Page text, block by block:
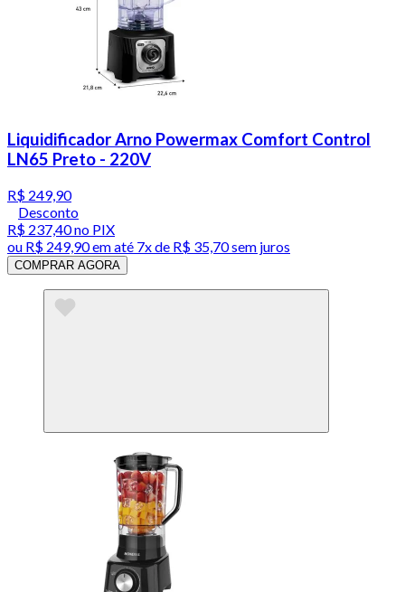
Liquidificador Arno Powermax Comfort Control
LN65 Preto - 220V
R$ 249,90
Desconto
R$ 237,40no PIX
ou R$ 249,90em até 7x de R$ 35,70 sem juros
COMPRAR AGORA